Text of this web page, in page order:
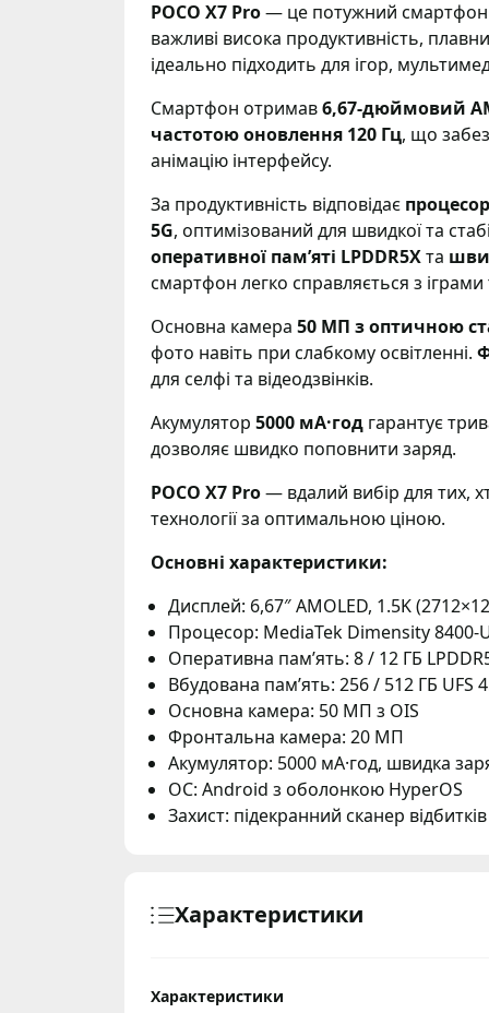
POCO X7 Pro— це потужний смартфон
важливі висока продуктивність,
ідеально підходить для ігор,
Смартфон отримав6,67-дюймовий
частотою оновлення 120 Гц, що
анімацію інтерфейсу.
За продуктивність відповідає
5G, оптимізований для швидкої та
оперативної пам’яті LPDDR5Xта
смартфон легко справляється з іграми
Основна камера 50 МП з оптичною
фото навіть при слабкому освітленні.
для селфі та відеодзвінків.
Акумулятор 5000 мА·год гарантує
дозволяє швидко поповнити заряд.
POCO X7 Pro— вдалий вибір для тих,
технології за оптимальною ціною.
Основні характеристики:
Дисплей: 6,67″ AMOLED, 1.5K
Процесор: MediaTek Dimensity 8400-
Оперативна пам’ять: 8 / 12 ГБ
Вбудована пам’ять: 256 / 512 ГБ UFS
Основна камера: 50 МП з OIS
Фронтальна камера: 20 МП
Акумулятор: 5000 мА·год, швидка
ОС: Android з оболонкою HyperOS
Захист: підекранний сканер
Характеристики
Характеристики